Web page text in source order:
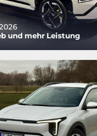
und mehr Leistung